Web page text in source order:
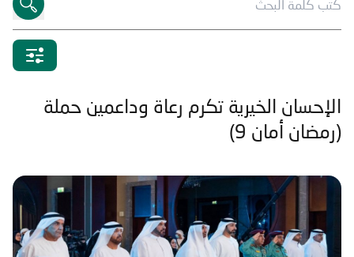
الإحسان الخيرية تكرم رعاة وداعمين حملة
(رمضان أمان 9)